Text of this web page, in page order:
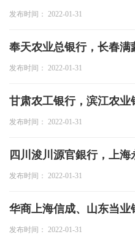
新品预告
投资论坛
发布时间： 2022-01-31
发布时间： 2022-01-31
甘肃农工银行，滨江农
发布时间： 2022-01-31
四川浚川源官銀行，上
发布时间： 2022-01-31
华商上海信成、山东当
发布时间： 2022-01-31